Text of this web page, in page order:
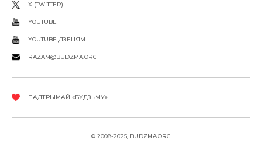
X (TWITTER)
YOUTUBE
YOUTUBE ДЗЕЦЯМ
RAZAM@BUDZMA.ORG
ПАДТРЫМАЙ «БУДЗЬМУ»
© 2008-2025, BUDZMA.ORG